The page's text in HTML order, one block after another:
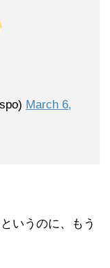
March 6,
いうのに、もう